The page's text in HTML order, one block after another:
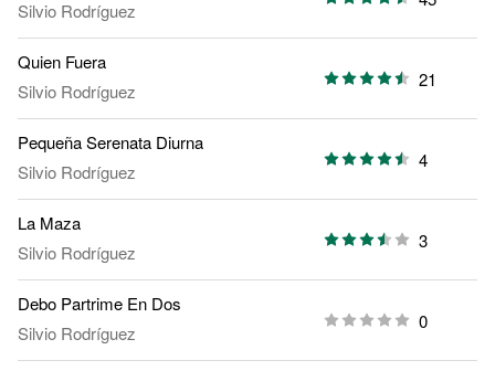
Silvio Rodríguez
Quien Fuera
Silvio Rodríguez
21
Pequeña Serenata Diurna
Silvio Rodríguez
4
La Maza
Silvio Rodríguez
3
Debo Partrime En Dos
Silvio Rodríguez
0